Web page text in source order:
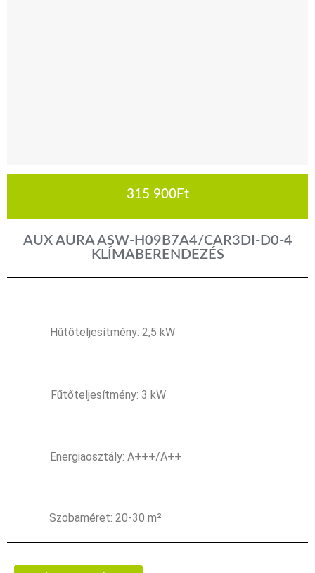
315 900Ft
AUX AURA ASW-H09B7A4/CAR3DI-D0-4
KLÍMABERENDEZÉS
Hűtőteljesítmény: 2,5 kW
Fűtőteljesítmény: 3 kW
Energiaosztály: A+++/A++
Szobaméret: 20-30 m²